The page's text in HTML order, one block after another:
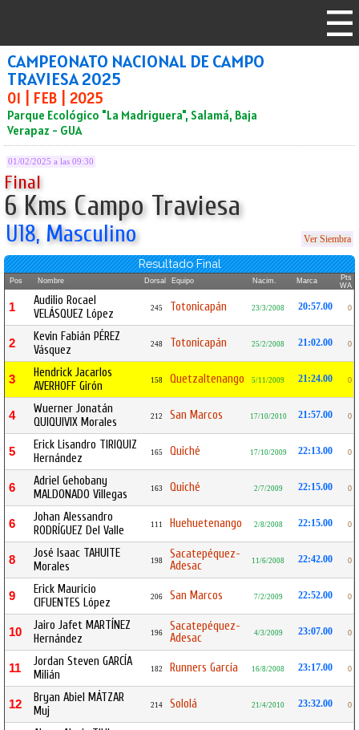
CAMPEONATO NACIONAL DE CAMPO
TRAVIESA 2025
01 | FEB | 2025
Parque Ecológico "La Madriguera", Salamá, Baja
Verapaz - GUA
01/02/2025 a las 09:30
Final
6 Kms Campo Traviesa
U18, Masculino Ver Siembra
Resultado Final
Pos Nombre Dorsal Equipo Nacim. Marca
Pts
WA
1
Audilio Rocael
VELÁSQUEZ López
245 Totonicapán 23/3/2008 20:57.00 0
2
Kevin Fabián PÉREZ
Vásquez
248 Totonicapán 25/2/2008 21:02.00 0
3
Hendrick Jacarlos
AVERHOFF Girón
158 Quetzaltenango 5/11/2009 21:24.00 0
4
Wuerner Jonatán
QUIQUIVIX Morales
212 San Marcos 17/10/2010 21:57.00 0
5
Erick Lisandro TIRIQUIZ
Hernández
165 Quiché 17/10/2009 22:13.00 0
6
Adriel Gehobany
MALDONADO Villegas
163 Quiché 2/7/2009 22:15.00 0
6
Johan Alessandro
RODRÍGUEZ Del Valle
111 Huehuetenango 2/8/2008 22:15.00 0
8
José Isaac TAHUITE
Morales
198
Sacatepéquez-
Adesac
11/6/2008 22:42.00 0
9
Erick Mauricio
CIFUENTES López
206 San Marcos 7/2/2009 22:52.00 0
10
Jairo Jafet MARTÍNEZ
Hernández
196
Sacatepéquez-
Adesac
4/3/2009 23:07.00 0
11
Jordan Steven GARCÍA
Milián
182 Runners García 16/8/2008 23:17.00 0
12
Bryan Abiel MÁTZAR
Muj
214 Sololá 21/4/2010 23:32.00 0